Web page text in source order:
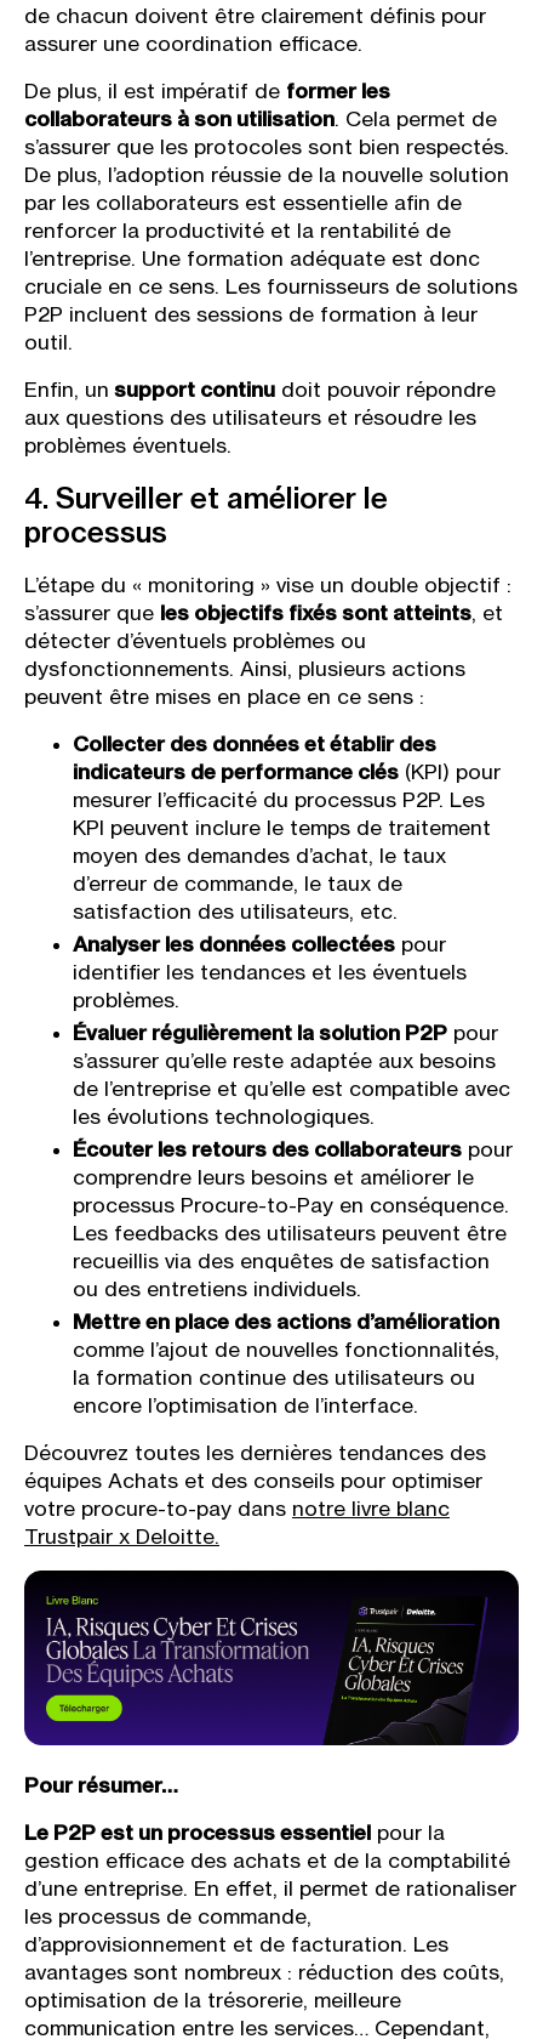
de chacun doivent être clairement définis pour
assurer une coordination efficace.
De plus, il est impératif de former les
collaborateurs à son utilisation. Cela permet de
s’assurer que les protocoles sont bien respectés.
De plus, l’adoption réussie de la nouvelle solution
par les collaborateurs est essentielle afin de
renforcer la productivité et la rentabilité de
l’entreprise. Une formation adéquate est donc
cruciale en ce sens. Les fournisseurs de solutions
P2P incluent des sessions de formation à leur
outil.
Enfin, un support continu doit pouvoir répondre
aux questions des utilisateurs et résoudre les
problèmes éventuels.
4. Surveiller et améliorer le
processus
L’étape du « monitoring » vise un double objectif :
s’assurer que les objectifs fixés sont atteints, et
détecter d’éventuels problèmes ou
dysfonctionnements. Ainsi, plusieurs actions
peuvent être mises en place en ce sens :
Collecter des données et établir des
indicateurs de performance clés (KPI) pour
mesurer l’efficacité du processus P2P. Les
KPI peuvent inclure le temps de traitement
moyen des demandes d’achat, le taux
d’erreur de commande, le taux de
satisfaction des utilisateurs, etc.
Analyser les données collectées pour
identifier les tendances et les éventuels
problèmes.
Évaluer régulièrement la solution P2P pour
s’assurer qu’elle reste adaptée aux besoins
de l’entreprise et qu’elle est compatible avec
les évolutions technologiques.
Écouter les retours des collaborateurs pour
comprendre leurs besoins et améliorer le
processus Procure-to-Pay en conséquence.
Les feedbacks des utilisateurs peuvent être
recueillis via des enquêtes de satisfaction
ou des entretiens individuels.
Mettre en place des actions d’amélioration
comme l’ajout de nouvelles fonctionnalités,
la formation continue des utilisateurs ou
encore l’optimisation de l’interface.
Découvrez toutes les dernières tendances des
équipes Achats et des conseils pour optimiser
votre procure-to-pay dans notre livre blanc
Trustpair x Deloitte.
Pour résumer…
Le P2P est un processus essentiel pour la
gestion efficace des achats et de la comptabilité
d’une entreprise. En effet, il permet de rationaliser
les processus de commande,
d’approvisionnement et de facturation. Les
avantages sont nombreux : réduction des coûts,
optimisation de la trésorerie, meilleure
communication entre les services… Cependant,